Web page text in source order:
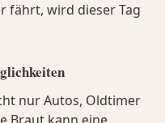
fährt, wird dieser Tag
nur Autos, Oldtimer